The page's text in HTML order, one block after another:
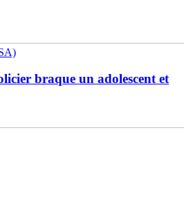
braque un adolescent et